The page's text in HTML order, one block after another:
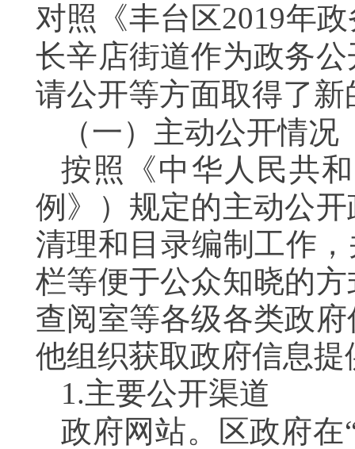
对照
《丰台区2019年
长辛店街道作为政务
请公开等方面取得了新
（一）主动公开情况
按照《中华人民共
例》）规定的主动公
清理和目录编制工作
栏等便于公众知晓的
查阅室等各级各类政
他组织获取政府信息提
1.主要公开渠道
政府网站。区政府